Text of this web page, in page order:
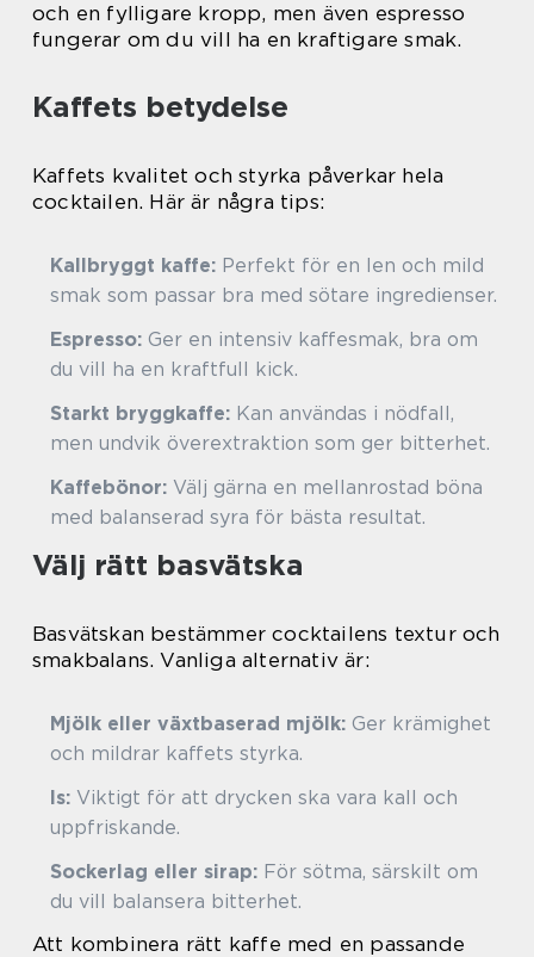
och en fylligare kropp, men även espresso
fungerar om du vill ha en kraftigare smak.
Kaffets betydelse
Kaffets kvalitet och styrka påverkar hela
cocktailen. Här är några tips:
Kallbryggt kaffe: Perfekt för en len och mild
smak som passar bra med sötare ingredienser.
Espresso: Ger en intensiv kaffesmak, bra om
du vill ha en kraftfull kick.
Starkt bryggkaffe: Kan användas i nödfall,
men undvik överextraktion som ger bitterhet.
Kaffebönor: Välj gärna en mellanrostad böna
med balanserad syra för bästa resultat.
Välj rätt basvätska
Basvätskan bestämmer cocktailens textur och
smakbalans. Vanliga alternativ är:
Mjölk eller växtbaserad mjölk: Ger krämighet
och mildrar kaffets styrka.
Is: Viktigt för att drycken ska vara kall och
uppfriskande.
Sockerlag eller sirap: För sötma, särskilt om
du vill balansera bitterhet.
Att kombinera rätt kaffe med en passande